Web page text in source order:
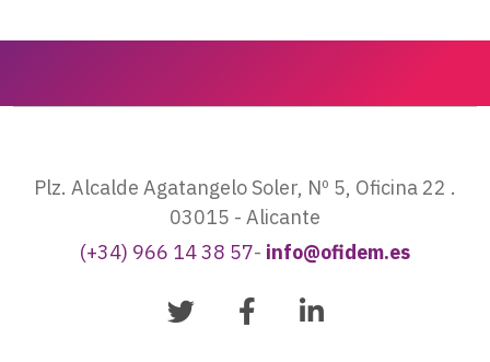
Plz. Alcalde Agatangelo Soler, Nº 5, Oficina 22 .
03015 - Alicante
(+34) 966 14 38 57- info@ofidem.es